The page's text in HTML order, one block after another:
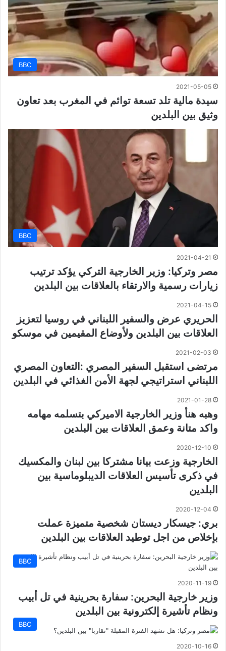
BBC
2021-05-05
سيدة مالية تلد تسعة توائم في المغرب بعد تعاون
وثيق بين البلدين
BBC
2021-04-21
مصر وتركيا: وزير الخارجية التركي يؤكد ترتيب
زيارات رسمية والارتقاء بالعلاقات بين البلدين
2021-04-15
الحريري عرض والسفير اللبناني في روسيا لتعزيز
العلاقات بين البلدين ولأوضاع المقيمين في موسكو
2021-02-03
مرتضى استقبل السفير المصري :التعاون المصري
اللبناني استراتيجي لجهة الأمن الغذائي في البلدين
2021-01-28
وهبه هنأ وزير الخارجية الاميركي بتسلمه مهامه
واكد متانة وعمق العلاقات بين البلدين
2020-12-10
الخارجية وزعت بيانا مشتركا بين لبنان والمكسيك
في ذكرى تأسيس العلاقات الديبلوماسية بين
البلدين
2020-12-04
بري: جيسكار ديستان شخصية متميزة عملت
بإخلاص من اجل توطيد العلاقات بين البلدين
BBC
2020-11-19
وزير خارجية البحرين: سفارة بحرينية في تل أبيب
ونظام تأشيرة إلكترونية بين البلدين
BBC
2020-10-16